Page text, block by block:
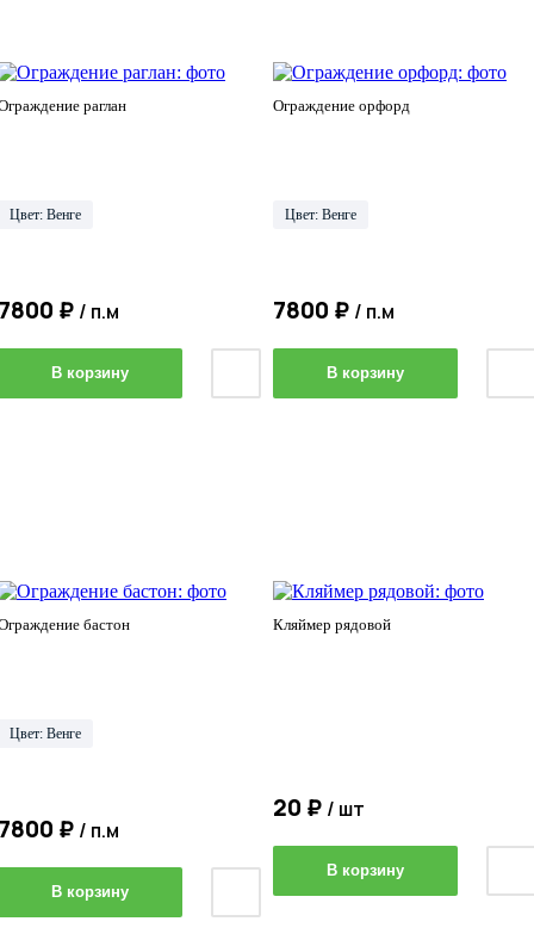
раглан
Цвет: Венге
₽ / п.м
В корзину
Ограждение орфорд
Цвет: Венге
7800 ₽ / п.м
В корзину
бастон
Цвет: Венге
₽ / п.м
В корзину
Кляймер рядовой
20 ₽ / шт
В корзину